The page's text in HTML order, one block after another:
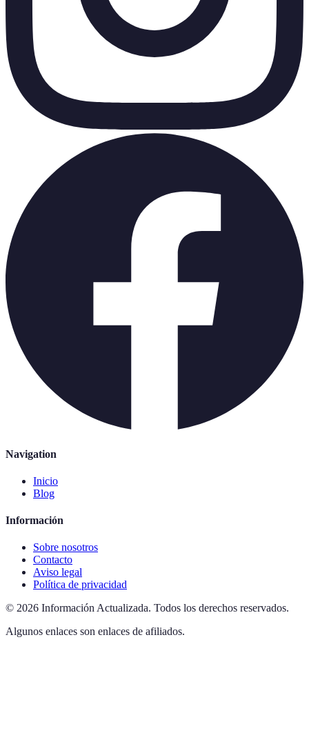
Navigation
Inicio
Blog
Información
Sobre nosotros
Contacto
Aviso legal
Política de privacidad
© 2026 Información Actualizada. Todos los derechos reservados.
Algunos enlaces son enlaces de afiliados.